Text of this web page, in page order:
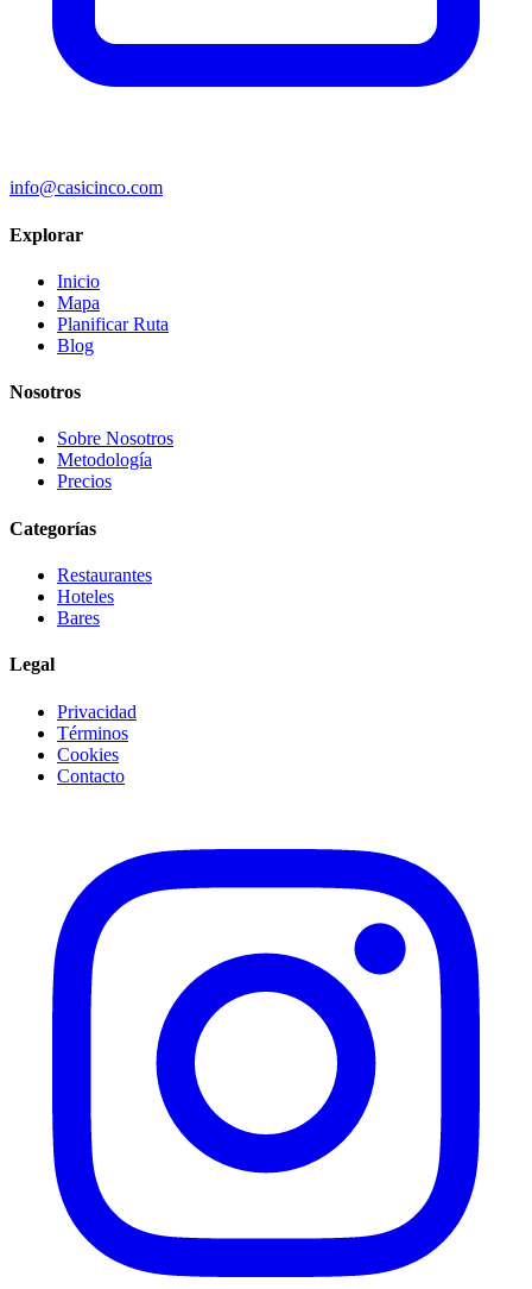
info@casicinco.com
Explorar
Inicio
Mapa
Planificar Ruta
Blog
Nosotros
Sobre Nosotros
Metodología
Precios
Categorías
Restaurantes
Hoteles
Bares
Legal
Privacidad
Términos
Cookies
Contacto